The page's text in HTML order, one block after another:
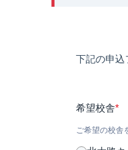
下記の申込
希望校舎*
ご希望の校舎